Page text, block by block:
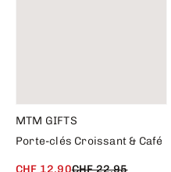
MTM GIFTS
Porte-clés Croissant & Café
CHF 12.90CHF 22.95